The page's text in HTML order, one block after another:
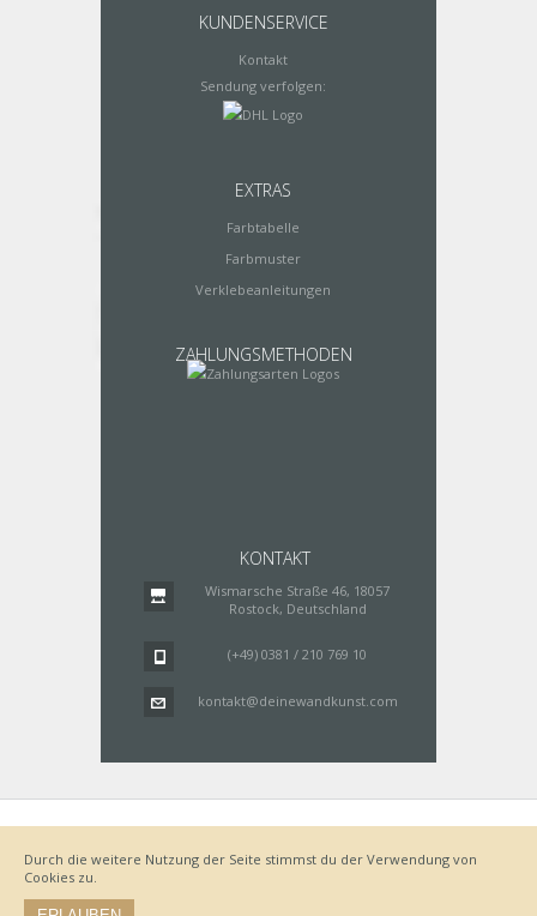
KUNDENSERVICE
Kontakt
Sendung verfolgen:
EXTRAS
Farbtabelle
Farbmuster
Verklebeanleitungen
ZAHLUNGSMETHODEN
KONTAKT
Wismarsche Straße 46, 18057
Rostock, Deutschland
(+49) 0381 / 210 769 10
kontakt@deinewandkunst.com
Datenschutz
Lieferung
Bestellvorgang
AGB
Durch die weitere Nutzung der Seite stimmst du der Verwendung von
Cookies zu.